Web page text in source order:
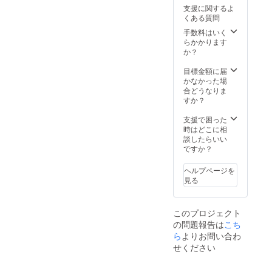
97番地
電話：
0855-
74-
支援に関するよ
くある質問
手数料はいく
らかかります
か？
目標金額に届
かなかった場
合どうなりま
すか？
支援で困った
時はどこに相
談したらいい
ですか？
ヘルプページを
見る
このプロジェクト
の問題報告はこち
ら よりお問い合わ
せください